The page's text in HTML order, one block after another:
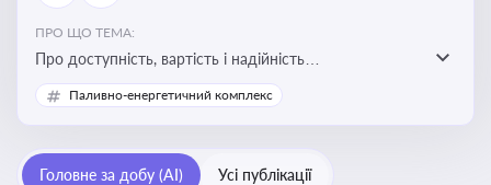
ПРО ЩО ТЕМА:
Про доступність, вартість і надійність
енергопостачання для бізнесу та вплив на економічну
стабільність
Паливно-енергетичний комплекс
Головне за добу (AI) Усі публікації